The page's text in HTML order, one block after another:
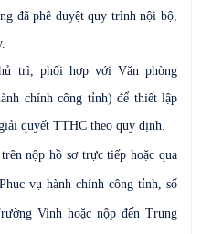
đã phê duyệt quy trình nội bộ,
trì, phối hợp với Văn phòng
chính công tỉnh) để thiết lập
quyết TTHC theo quy định.
nộp hồ sơ trực tiếp hoặc qua
vụ hành chính công tỉnh, số
Vinh hoặc nộp đến Trung